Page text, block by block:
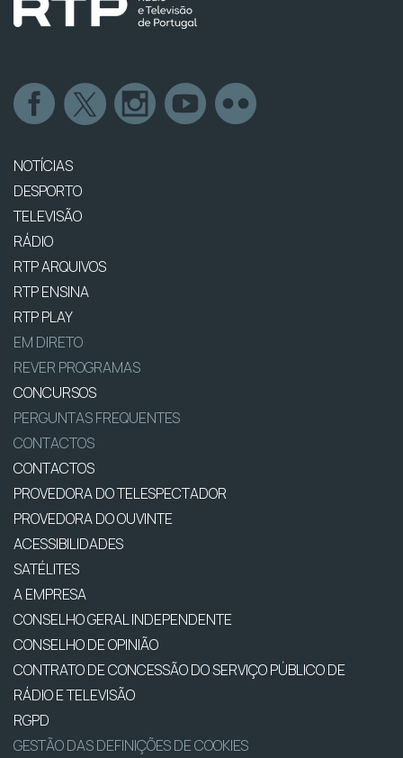
NOTÍCIAS
DESPORTO
TELEVISÃO
RÁDIO
RTP ARQUIVOS
RTP ENSINA
RTP PLAY
EM DIRETO
REVER PROGRAMAS
CONCURSOS
PERGUNTAS FREQUENTES
CONTACTOS
CONTACTOS
PROVEDORA DO TELESPECTADOR
PROVEDORA DO OUVINTE
ACESSIBILIDADES
SATÉLITES
A EMPRESA
CONSELHO GERAL INDEPENDENTE
CONSELHO DE OPINIÃO
CONTRATO DE CONCESSÃO DO SERVIÇO PÚBLICO DE
RÁDIO E TELEVISÃO
RGPD
GESTÃO DAS DEFINIÇÕES DE COOKIES